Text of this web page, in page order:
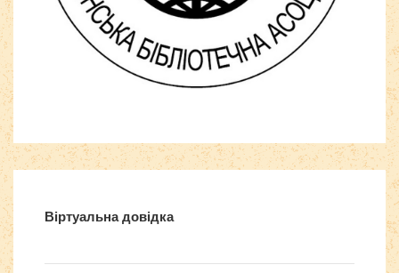
. Бесплатные шаблоны и расширения.
Віртуальна довідка